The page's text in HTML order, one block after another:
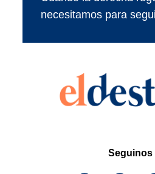
necesitamos para
Seguinos